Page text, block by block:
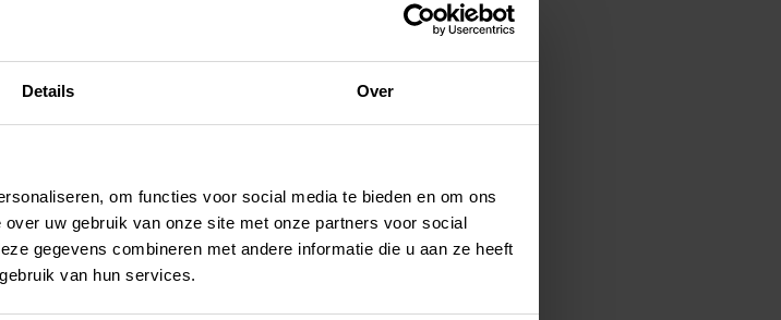
Details Over
om functies voor social media te bieden en om ons
uw gebruik van onze site met onze partners voor social
gegevens combineren met andere informatie die u aan ze heeft
van hun services.